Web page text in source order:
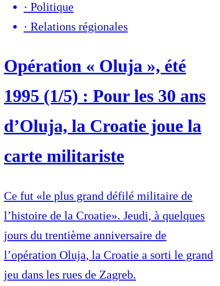
· Politique
· Relations régionales
Opération « Oluja », été
1995 (1/5) : Pour les 30 ans
d’Oluja, la Croatie joue la
carte militariste
Ce fut «le plus grand défilé militaire de
l’histoire de la Croatie». Jeudi, à quelques
jours du trentième anniversaire de
l’opération Oluja, la Croatie a sorti le grand
jeu dans les rues de Zagreb.